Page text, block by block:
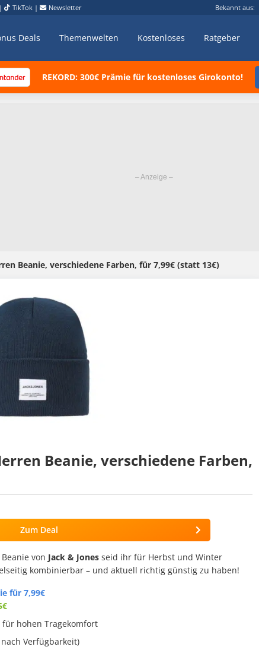
| TikTok | Newsletter Bekannt aus:
Deals Themenwelten Kostenloses Ratgeber
REKORD: 300€ Prämie für kostenloses Girokonto!
Beanie, verschiedene Farben, für 7,99€ (statt 13€)
Beanie, verschiedene Farben,
Zum Deal
von Jack & Jones seid ihr für Herbst und Winter
kombinierbar – und aktuell richtig günstig zu haben!
für 7,99€
€
hohen Tragekomfort
Verfügbarkeit)